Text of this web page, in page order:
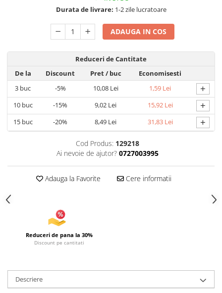
Articole pentru Gradina si Bricolaj
Articole pentru Iluminat
Corpuri de iluminat
Lampi de veghe
Transport şi Ridicat
Pelerine, Umbrele si Accesorii
Videoproiectoare
Durata de livrare: 1-2 zile lucratoare
ADAUGA IN COS
Reduceri de Cantitate
De la
Discount Pret/ buc
Economisesti
3 buc -5% 10,08 Lei 1,59 Lei +
10buc -15% 9,02 Lei 15,92 Lei +
15buc -20% 8,49 Lei 31,83 Lei +
Cod Produs: 129218
Ai nevoie de ajutor? 0727003995
Adauga la Favorite Cere informatii
Reduceri de pana la 30%
Discount pe cantitati
Descriere